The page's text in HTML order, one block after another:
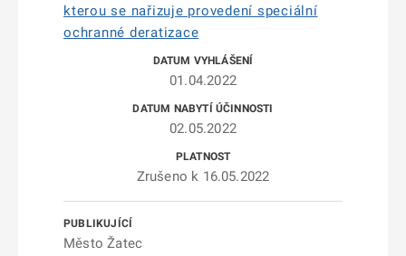
kterou se nařizuje provedení speciální
ochranné deratizace
01.04.2022
02.05.2022
Zrušeno k 16.05.2022
Město Žatec